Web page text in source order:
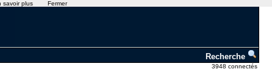
Recherche
3948 connectés
savoir plus Fermer